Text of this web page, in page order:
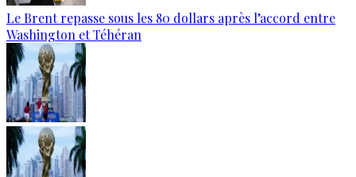
Le Brent repasse sous les 80 dollars après l’accord entre
Washington et Téhéran